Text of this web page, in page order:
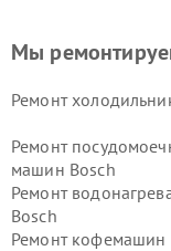
Мы
Ремонт
Ремонт
машин Bosch
Ремонт
Bosch
Ремонт кофемашин